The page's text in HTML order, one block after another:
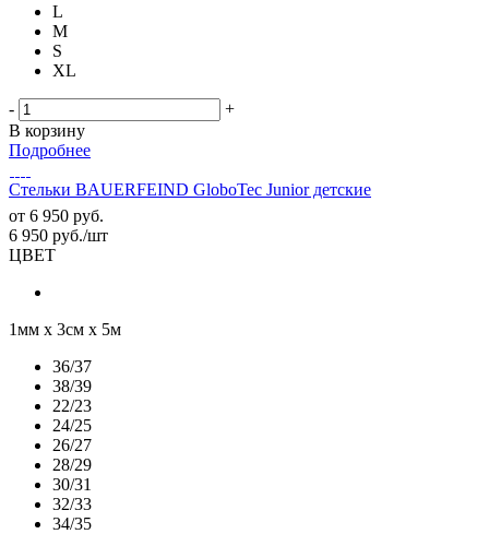
L
M
S
XL
-
+
В корзину
Подробнее
Стельки BAUERFEIND GloboTec Junior детские
от 6 950 руб.
6 950 руб./шт
ЦВЕТ
1мм х 3см х 5м
36/37
38/39
22/23
24/25
26/27
28/29
30/31
32/33
34/35